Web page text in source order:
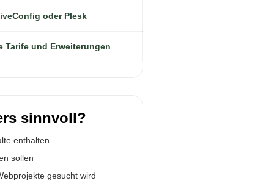
oder Plesk
Tarife und Erweiterungen
sinnvoll?
enthalten
sollen
gesucht wird